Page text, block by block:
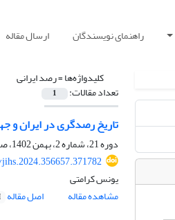
راهنمای نویسندگان ارسال مقاله
کلیدواژه‌ها =رصد ایرانی
تعداد مقالات: 1
تاریخ رصدگری در ایران و جهان
دوره 21، شماره 2، بهمن 1402، صفحه
یونس کرامتی
مشاهده مقاله
اصل مقاله